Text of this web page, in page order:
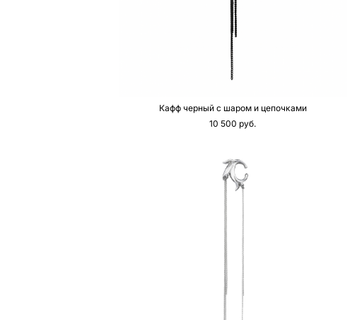
Кафф черный с шаром и цепочками
10 500 pуб.